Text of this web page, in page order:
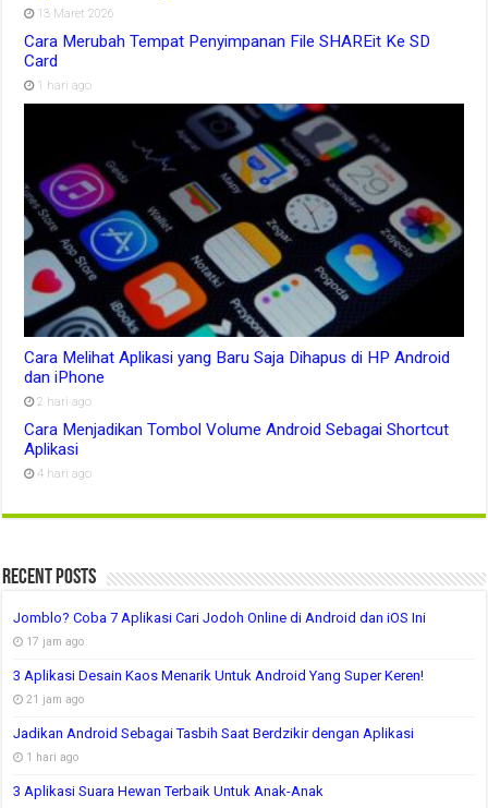
13 Maret 2026
Cara Merubah Tempat Penyimpanan File SHAREit Ke SD
Card
1 hari ago
Cara Melihat Aplikasi yang Baru Saja Dihapus di HP Android
dan iPhone
2 hari ago
Cara Menjadikan Tombol Volume Android Sebagai Shortcut
Aplikasi
4 hari ago
Recent Posts
Jomblo? Coba 7 Aplikasi Cari Jodoh Online di Android dan iOS Ini
17 jam ago
3 Aplikasi Desain Kaos Menarik Untuk Android Yang Super Keren!
21 jam ago
Jadikan Android Sebagai Tasbih Saat Berdzikir dengan Aplikasi
1 hari ago
3 Aplikasi Suara Hewan Terbaik Untuk Anak-Anak